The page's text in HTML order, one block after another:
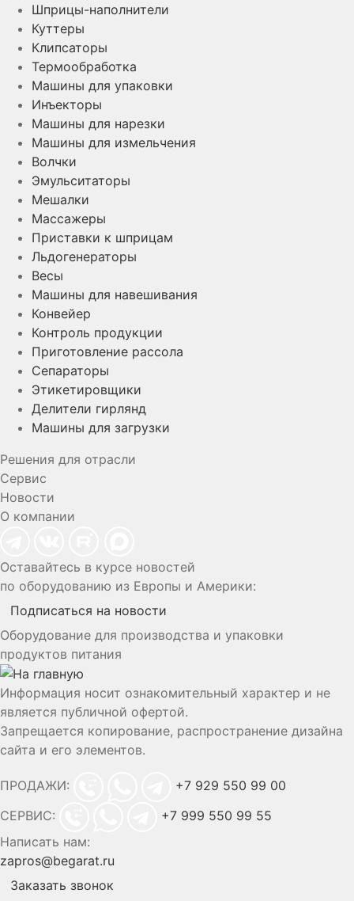
Шприцы-наполнители
Куттеры
Клипсаторы
Термообработка
Машины для упаковки
Инъекторы
Машины для нарезки
Машины для измельчения
Волчки
Эмульситаторы
Мешалки
Массажеры
Приставки к шприцам
Льдогенераторы
Весы
Машины для навешивания
Конвейер
Контроль продукции
Приготовление рассола
Сепараторы
Этикетировщики
Делители гирлянд
Машины для загрузки
Решения для отрасли
Сервис
Новости
О компании
Оставайтесь в курсе новостей
по оборудованию из Европы и Америки:
Подписаться на новости
Оборудование для производства и упаковки
продуктов питания
Информация носит ознакомительный характер и не
является публичной офертой.
Запрещается копирование, распространение дизайна
сайта и его элементов.
ПРОДАЖИ:
+7 929 550 99 00
СЕРВИС:
+7 999 550 99 55
Написать нам:
zapros@begarat.ru
Заказать звонок